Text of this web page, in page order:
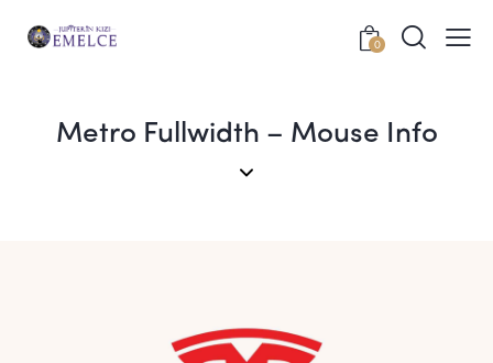
0
Metro Fullwidth – Mouse Info